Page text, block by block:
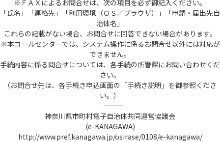
※ＦＡＸによるお問合せは、次の項目を必ず御記入ください。
「氏名」「連絡先」「利用環境（ＯＳ／ブラウザ）」「申請・届出先自
治体名」
これらの記載がない場合、お問合せに回答できない場合があります。
※本コールセンターでは、システム操作に係るお問合せ以外には対応が
できません。
手続内容に係る問合せについては、各手続の所管課にお問い合わせくだ
さい。
（お問合せ先は、各手続き申込画面の「手続き説明」を御参照くださ
い。）
――――――――――――――――――――――――――――――――――――――――――――――――――
神奈川県市町村電子自治体共同運営協議会
(e-KANAGAWA)
http://www.pref.kanagawa.jp/osirase/0108/e-kanagawa/